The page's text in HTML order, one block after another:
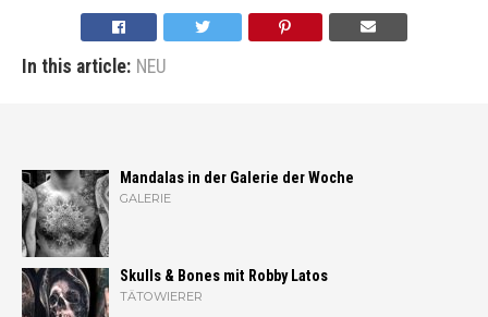
In this article: NEU
Mandalas in der Galerie der Woche
GALERIE
Skulls & Bones mit Robby Latos
TÄTOWIERER